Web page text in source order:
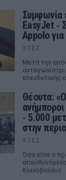
Συμφωνία
EasyJet ‑
Appolo
ΧΤΕΣ
Μετά την
επενδυτικής
Θέουτα:
‑ 5.000
στην
ΧΤΕΣ
Όσα είπε ο
Κοινοβούλιο